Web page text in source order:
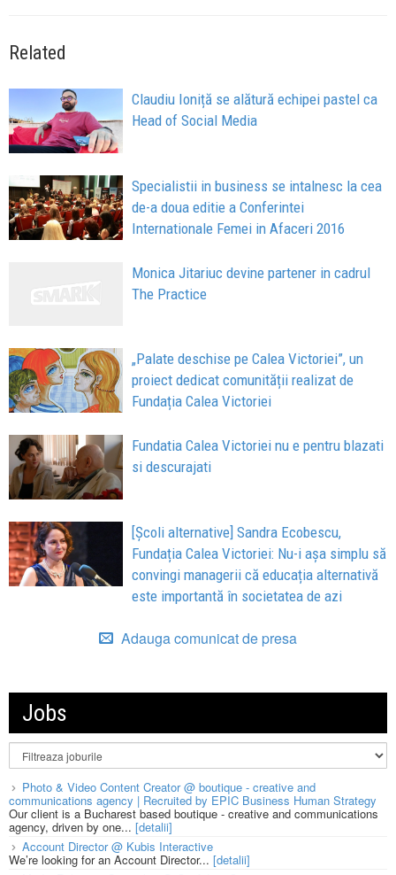
Related
Claudiu Ioniță se alătură echipei pastel ca
Head of Social Media
Specialistii in business se intalnesc la cea
de-a doua editie a Conferintei
Internationale Femei in Afaceri 2016
Monica Jitariuc devine partener in cadrul
The Practice
„Palate deschise pe Calea Victoriei”, un
proiect dedicat comunității realizat de
Fundația Calea Victoriei
Fundatia Calea Victoriei nu e pentru blazati
si descurajati
[Școli alternative] Sandra Ecobescu,
Fundația Calea Victoriei: Nu-i așa simplu să
convingi managerii că educația alternativă
este importantă în societatea de azi
Adauga comunicat de presa
Jobs
Photo & Video Content Creator @ boutique - creative and
communications agency | Recruited by EPIC Business Human Strategy
Our client is a Bucharest based boutique - creative and communications
agency, driven by one... [detalii]
Account Director @ Kubis Interactive
We’re looking for an Account Director... [detalii]